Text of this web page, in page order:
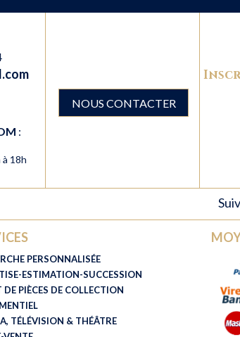
:
18h
NOUS CONTACTER
PERSONNALISÉE
ESTIMATION-SUCCESSION
DE PIÈCES DE COLLECTION
TÉLÉVISION & THÉÂTRE